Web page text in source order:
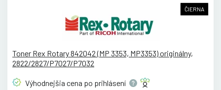
ČIERNA
Toner Rex Rotary 842042 (MP 3353, MP3353) originálny,
2822/2827/P7027/P7032
Výhodnejšia cena po prihlásení